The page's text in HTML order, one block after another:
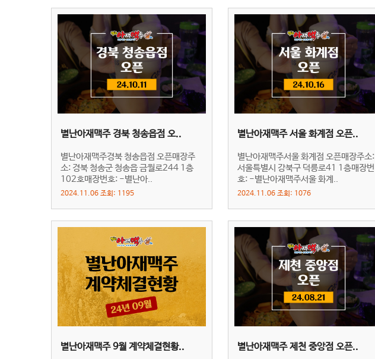
별난아재맥주 경북 청송읍점 오..
별난아재맥주경북 청송읍점 오픈매장주
소: 경북 청송군 청송읍 금월로244 1층
102호매장번호: -별난아..
2024.11.06 조회: 1195
별난아재맥주 서울 화계점 오픈..
별난아재맥주서울 화계점 오픈매장주소:
서울특별시 강북구 덕릉로41 1층매장번
호: -별난아재맥주서울 화계..
2024.11.06 조회: 1076
별난아재맥주 9월 계약체결현황.. 별난아재맥주 제천 중앙점 오픈..